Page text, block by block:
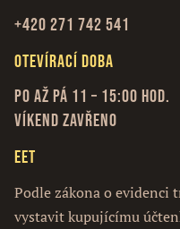
+420 271 742 541
Otevírací doba
Po až Pá 11 – 15:00 hod.
Víkend zavřeno
EET
Podle zákona o evidenci
vystavit kupujícímu